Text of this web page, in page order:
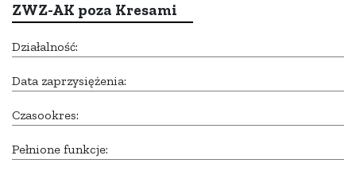
ZWZ-AK poza Kresami
Działalność:
Data zaprzysiężenia:
Czasookres:
Pełnione funkcje: